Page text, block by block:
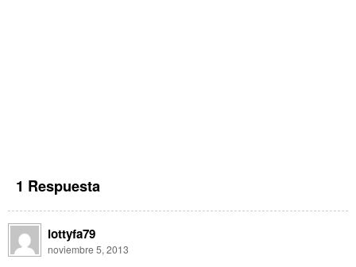
1 Respuesta
lottyfa79
noviembre 5, 2013